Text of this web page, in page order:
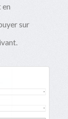
en
sur